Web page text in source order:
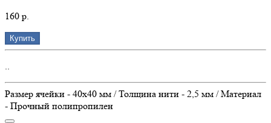
160 р.
Купить
..
Размер ячейки - 40х40 мм / Толщина нити - 2,5 мм / Материал
- Прочный полипропилен